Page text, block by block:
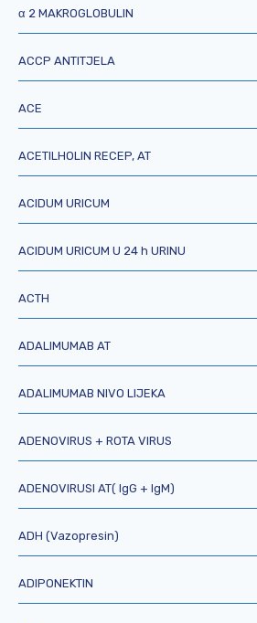
α 2 MAKROGLOBULIN
ACCP ANTITJELA
ACE
ACETILHOLIN RECEP, AT
ACIDUM URICUM
ACIDUM URICUM U 24 h URINU
ACTH
ADALIMUMAB AT
ADALIMUMAB NIVO LIJEKA
ADENOVIRUS + ROTA VIRUS
ADENOVIRUSI AT( IgG + IgM)
ADH (Vazopresin)
ADIPONEKTIN